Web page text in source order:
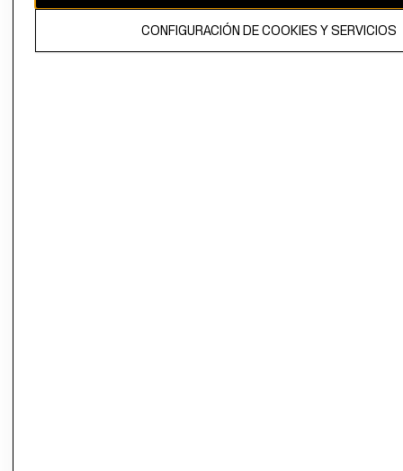
CONFIGURACIÓN DE COOKIES Y SERVICIOS